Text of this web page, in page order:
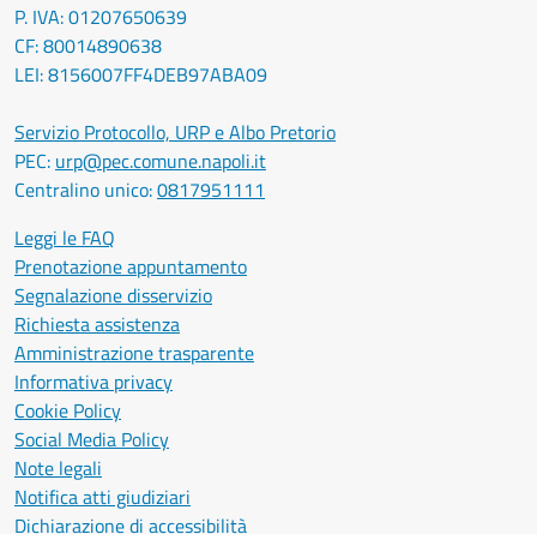
P. IVA: 01207650639
CF: 80014890638
LEI: 8156007FF4DEB97ABA09
Servizio Protocollo, URP e Albo Pretorio
PEC: urp@pec.comune.napoli.it
Centralino unico:0817951111
Leggi le FAQ
Prenotazione appuntamento
Segnalazione disservizio
Richiesta assistenza
Amministrazione trasparente
Informativa privacy
Cookie Policy
Social Media Policy
Note legali
Notifica atti giudiziari
Dichiarazione di accessibilità